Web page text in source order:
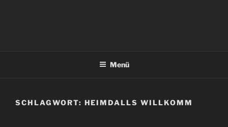
Menü
SCHLAGWORT: HEIMDALLS WILLKOMM